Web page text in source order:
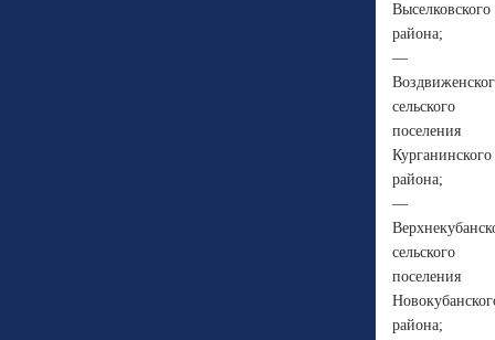
Выселковского
района;
—
сельского
поселения
Курганинского
района;
—
сельского
поселения
района;